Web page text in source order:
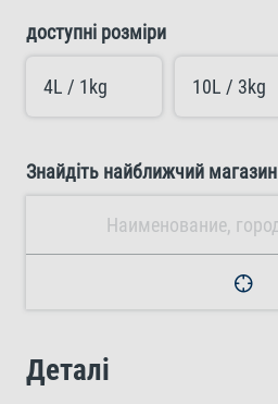
доступні розміри
4L / 1kg 10L / 3kg
Знайдіть найближчий магазин
Деталі